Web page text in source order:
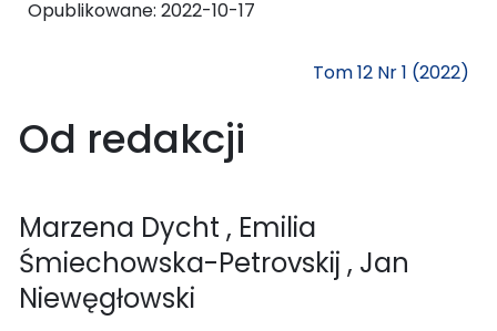
Opublikowane: 2022-10-17
Tom 12 Nr 1 (2022)
Od redakcji
Marzena Dycht , Emilia
Śmiechowska-Petrovskij , Jan
Niewęgłowski